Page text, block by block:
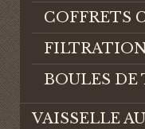
COFFRETS
BOULES DE
VAISSELLE